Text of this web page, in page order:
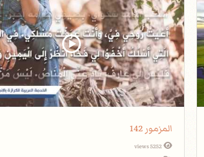
المزمور 142